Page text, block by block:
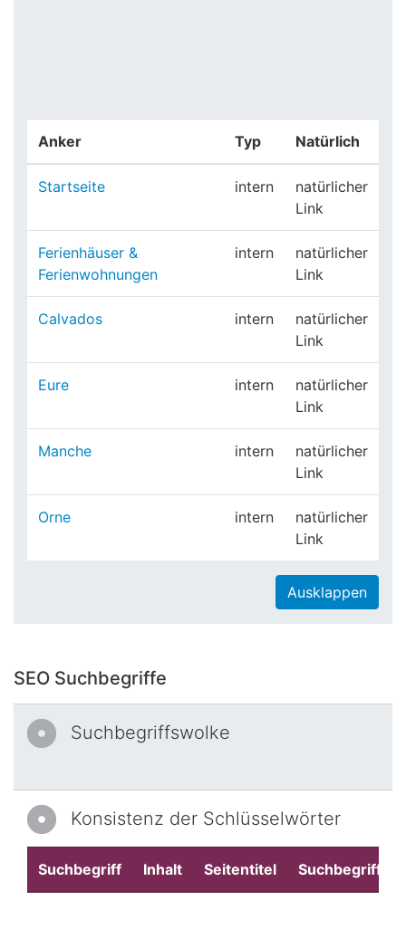
Anker Typ Natürlich
Startseite intern
natürlicher
Link
Ferienhäuser &
Ferienwohnungen
intern
natürlicher
Link
Calvados intern
natürlicher
Link
Eure intern
natürlicher
Link
Manche intern
natürlicher
Link
Orne intern
natürlicher
Link
Ausklappen
SEO Suchbegriffe
Suchbegriffswolke
Konsistenz der Schlüsselwörter
Suchbegriff Inhalt Seitentitel Suchbegriffe